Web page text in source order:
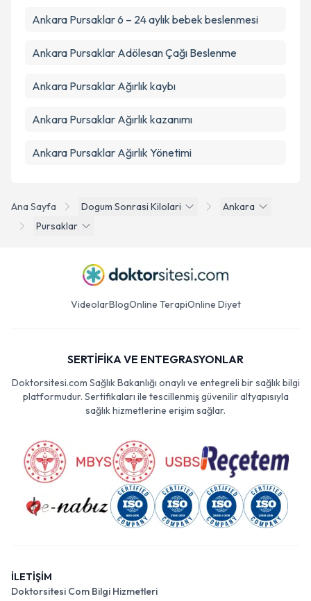
Ana Sayfa Dogum Sonrasi Kilolari
Ankara
Pursaklar
Ankara Pursaklar 6 – 24 aylık bebek beslenmesi
Ankara Pursaklar Adölesan Çağı Beslenme
Ankara Pursaklar Ağırlık kaybı
Ankara Pursaklar Ağırlık kazanımı
Ankara Pursaklar Ağırlık Yönetimi
VideolarBlogOnline TerapiOnline Diyet
SERTİFİKA VE ENTEGRASYONLAR
Doktorsitesi.com Sağlık Bakanlığı onaylı ve entegreli bir sağlık bilgi
platformudur. Sertifikaları ile tescillenmiş güvenilir altyapısıyla
sağlık hizmetlerine erişim sağlar.
İLETİŞİM
Doktorsitesi Com Bilgi Hizmetleri